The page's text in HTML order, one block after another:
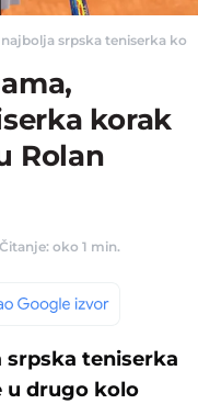
srpska teniserka
korak
Rolan
Čitanje: oko 1 min.
srpska teniserka
u drugo kolo